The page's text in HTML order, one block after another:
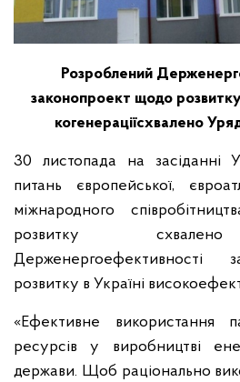
Розроблений
законопроект щодо
когенераціїcхвалено
30 листопада на засіданні
питань європейської,
міжнародного
розвитку
Держенергоефективності
розвитку в Україні
«Ефективне використання
ресурсів у виробництві
держави. Щоб раціонально